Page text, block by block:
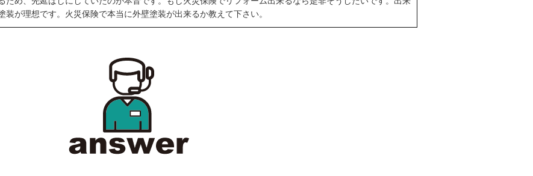
が理想です。火災保険で本当に外壁塗装が出来るか教えて下さい。